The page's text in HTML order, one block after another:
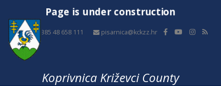
Page is under construction
+385 48 658 111 pisarnica@kckzz.hr
Koprivnica Križevci County